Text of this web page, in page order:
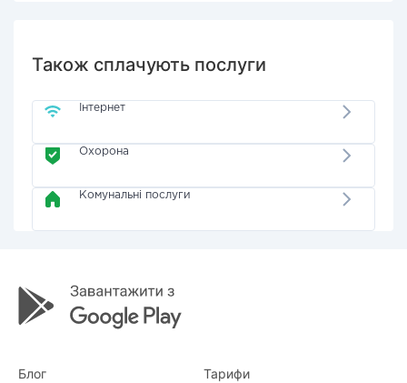
Також сплачують послуги
Інтернет
Охорона
Комунальні послуги
Блог Тарифи